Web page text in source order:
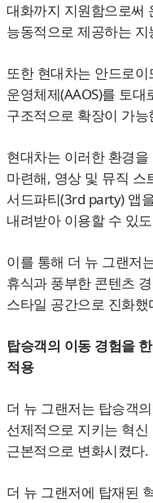
대화까지 지원함으로써
능동적으로 제공하는
또한 현대차는 안드로
운영체제(AAOS)를 토
구조적으로 확장이 가
현대차는 이러한 환경
마련해, 영상 및 뮤직 스
서드파티(3rd party) 앱
내려받아 이용할 수 있
이를 통해 더 뉴 그랜저
휴식과 풍부한 콘텐츠
스타일 공간으로 진화했
탑승객의 이동 경험을
적용
더 뉴 그랜저는 탑승객
선제적으로 지키는 혁
근본적으로 변화시켰다.
더 뉴 그랜저에 탑재된